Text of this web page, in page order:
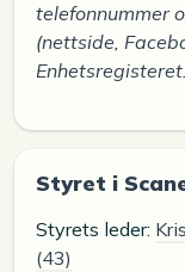
telefonnummer
(nettside,
Styret i
Styrets leder:
(43)